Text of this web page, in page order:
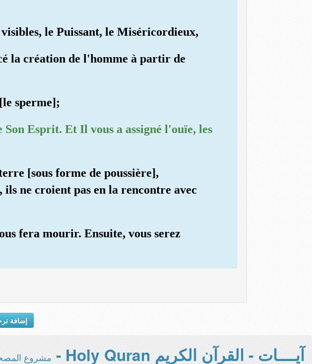
le Puissant, le Miséricordieux,
la création de l'homme à partir de
sperme];
Esprit. Et Il vous a assigné l'ouïe, les
[sous forme de poussière],
ne croient pas en la rencontre avec
fera mourir. Ensuite, vous serez
إضافة
آيــــات - القرآن الكريم Holy Quran - مشروع